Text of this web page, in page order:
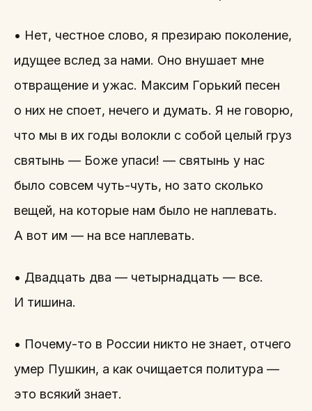
• Нет, честное слово, я презираю поколение,
идущее вслед за нами. Оно внушает мне
отвращение и ужас. Максим Горький песен
о них не споет, нечего и думать. Я не говорю,
что мы в их годы волокли с собой целый груз
святынь — Боже упаси! — святынь у нас
было совсем чуть-чуть, но зато сколько
вещей, на которые нам было не наплевать.
А вот им — на все наплевать.
• Двадцать два — четырнадцать — все.
И тишина.
• Почему-то в России никто не знает, отчего
умер Пушкин, а как очищается политура —
это всякий знает.